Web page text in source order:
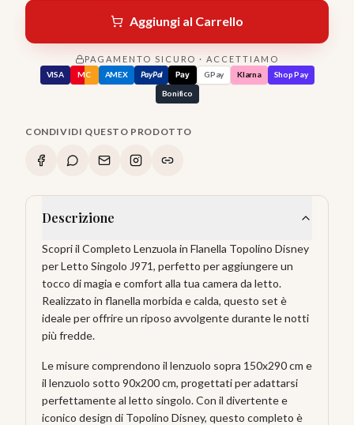
Aggiungi al Carrello
PAGAMENTO SICURO · ACCETTIAMO
VISA MC AMEX PayPal Pay GPay Klarna
Shop Pay
Bonifico
CONDIVIDI QUESTO PRODOTTO
Descrizione
Scopri il Completo Lenzuola in Flanella Topolino Disney
per Letto Singolo J971, perfetto per aggiungere un
tocco di magia e comfort alla tua camera da letto.
Realizzato in flanella morbida e calda, questo set è
ideale per offrire un riposo avvolgente durante le notti
più fredde.
Le misure comprendono il lenzuolo sopra 150x290 cm e
il lenzuolo sotto 90x200 cm, progettati per adattarsi
perfettamente al letto singolo. Con il divertente e
iconico design di Topolino Disney, questo completo è